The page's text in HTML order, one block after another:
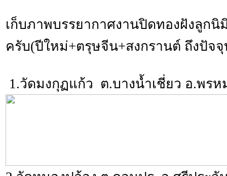
เก็บภาพบรรยากาศงานปิดทองฝังลูกนิ
ครับ(ปีใหม่+ตรุษจีน+สงกรานต์ ถึงปัจ
1.วัดมงกุฏแก้ว ต.บางน้ำเชี่ยว อ.พรห